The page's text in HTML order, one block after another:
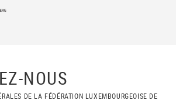
NOUS
DE LA FÉDÉRATION LUXEMBOURGEOISE DE